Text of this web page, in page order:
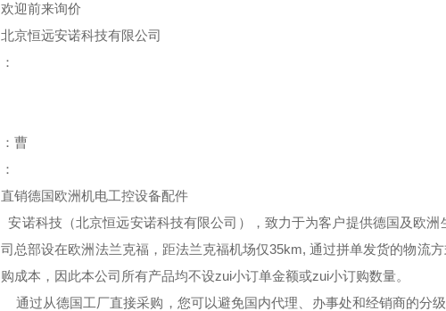
欢迎前来询价
北京恒远安诺科技有限公司
：
：曹
：
直销德国欧洲机电工控设备配件
安诺科技（北京恒远安诺科技有限公司），致力于为客户提供德国及欧
司总部设在欧洲法兰克福，距法兰克福机场仅35km, 通过拼单发货的物流
购成本，因此本公司所有产品均不设zui小订单金额或zui小订购数量。
通过从德国工厂直接采购，您可以避免国内代理、办事处和经销商的分